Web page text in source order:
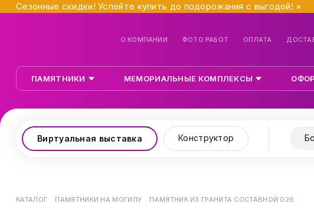
Сезонные скидки! Успейте купить до подорожания с выгодой! ×
О КОМПАНИИ ФОТО РАБОТ ОПЛАТА
ПАМЯТНИКИ МЕМОРИАЛЬНЫЕ КОМПЛЕКСЫ
Виртуальная выставка Конструктор
КАТАЛОГ ПАМЯТНИКИ НА МОГИЛУ ПАМЯТНИК ИЗ ГРАНИТА СОСТАВНОЙ 026